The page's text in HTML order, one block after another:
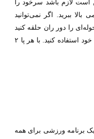
است لازم باشد سرخود را
ببرید. اگر نمی‌توانید
را دور ران حلقه کنید
استفاده کنید. با هر پا ۲
یک برنامه ورزشی برای همه